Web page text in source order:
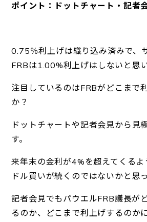
ポイント：ドットチャート・記者
0.75％利上げは織り込み済みで、
FRBは1.00%利上げはしないと思い
注目しているのはFRBがどこまで
か？
ドットチャートや記者会見から見
す。
来年末の金利が4%を超えてくる
ドル買いが続くのではないかと思
記者会見でもパウエルFRB議長が
るのか、どこまで利上げするのか